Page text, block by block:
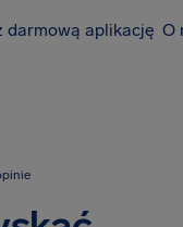
darmową aplikację O